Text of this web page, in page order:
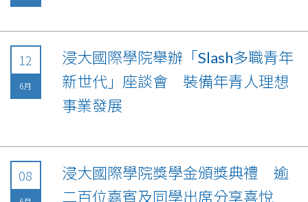
12
6月
浸大國際學院舉辦「Slash多職青年
新世代」座談會 裝備年青人理想
事業發展
08
浸大國際學院獎學金頒獎典禮 逾
二百位嘉賓及同學出席分享喜悅